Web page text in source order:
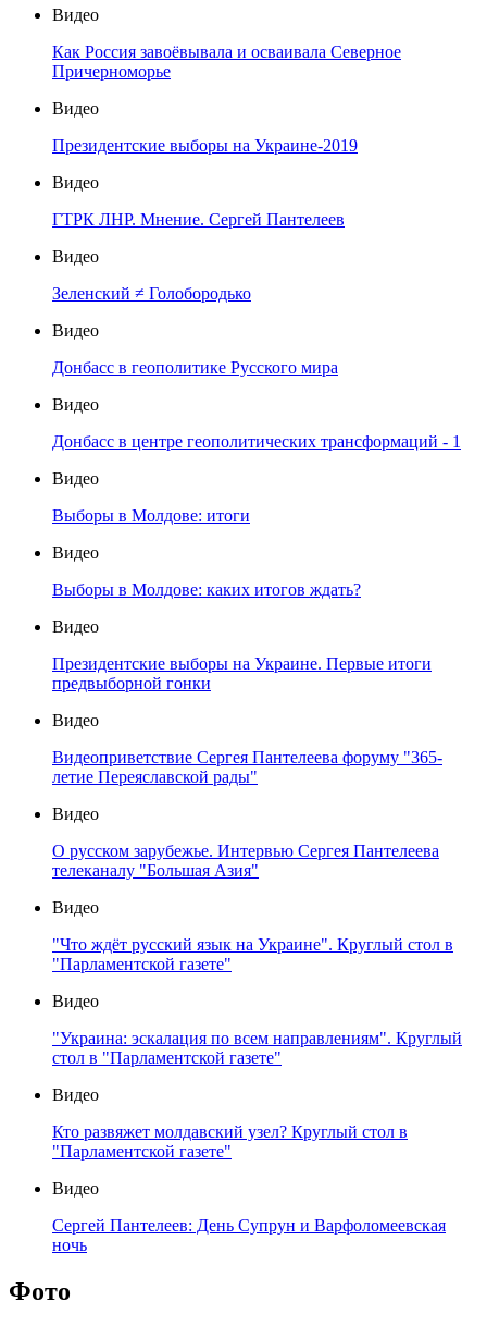
Видео
Как Россия завоёвывала и осваивала Северное
Причерноморье
Видео
Президентские выборы на Украине-2019
Видео
ГТРК ЛНР. Мнение. Сергей Пантелеев
Видео
Зеленский ≠ Голобородько
Видео
Донбасс в геополитике Русского мира
Видео
Донбасс в центре геополитических трансформаций - 1
Видео
Выборы в Молдове: итоги
Видео
Выборы в Молдове: каких итогов ждать?
Видео
Президентские выборы на Украине. Первые итоги
предвыборной гонки
Видео
Видеоприветствие Сергея Пантелеева форуму "365-
летие Переяславской рады"
Видео
О русском зарубежье. Интервью Сергея Пантелеева
телеканалу "Большая Азия"
Видео
"Что ждёт русский язык на Украине". Круглый стол в
"Парламентской газете"
Видео
"Украина: эскалация по всем направлениям". Круглый
стол в "Парламентской газете"
Видео
Кто развяжет молдавский узел? Круглый стол в
"Парламентской газете"
Видео
Сергей Пантелеев: День Супрун и Варфоломеевская
ночь
Фото